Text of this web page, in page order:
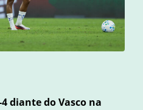
diante do Vasco na